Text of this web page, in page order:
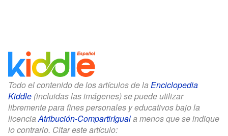
Todo el contenido de los artículos de la Enciclopedia
Kiddle (incluidas las imágenes) se puede utilizar
libremente para fines personales y educativos bajo la
licenciaAtribución-CompartirIguala menos que se indique
lo contrario. Citar este artículo: